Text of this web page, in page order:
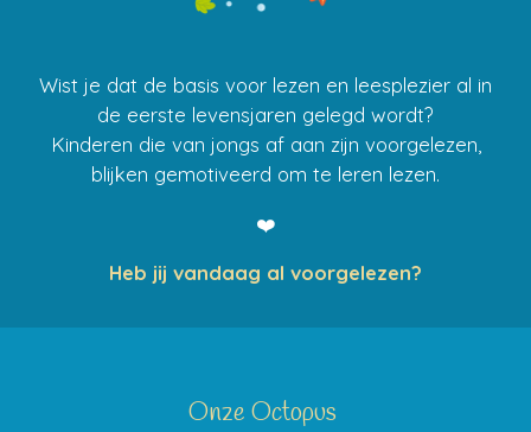
Wist je dat de basis voor lezen en leesplezier al in
de eerste levensjaren gelegd wordt?
Kinderen die van jongs af aan zijn voorgelezen,
blijken gemotiveerd om te leren lezen.
❤️
Heb jij vandaag al voorgelezen?
Onze Octopus